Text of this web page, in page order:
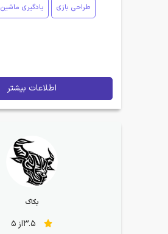
طراحی بازی یادگیری ماشین
اطلاعات بیشتر
بکاک
3.5از 5